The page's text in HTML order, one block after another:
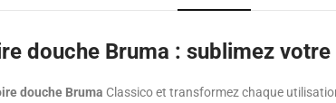
douche Bruma : sublimez
douche Bruma Classico et transformez chaque